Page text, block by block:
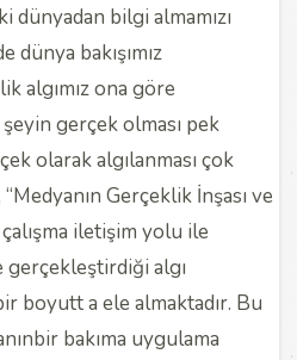
dünyadan bilgi almamızı
dünya bakışımız
algımız ona göre
gerçek olması pek
olarak algılanması çok
Gerçeklik İnşası ve
çalışma iletişim yolu ile
gerçekleştirdiği algı
boyutt a ele almaktadır. Bu
bakıma uygulama